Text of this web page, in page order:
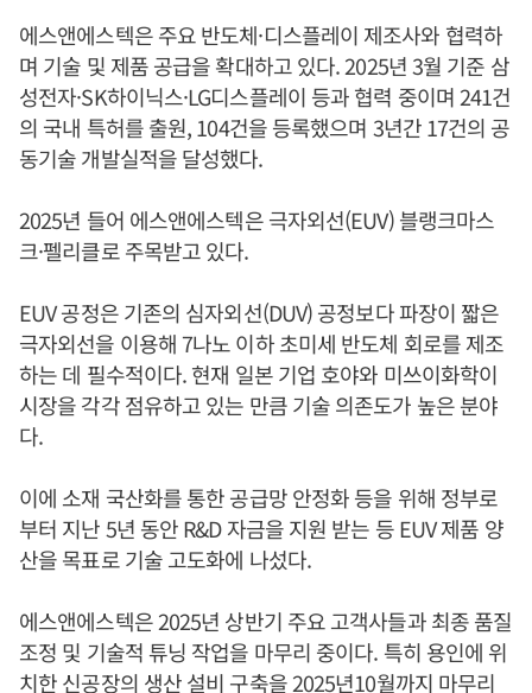
에스앤에스텍은 주요 반도체·디스플레이 제조사와 협력하
며 기술 및 제품 공급을 확대하고 있다. 2025년 3월 기준 삼
성전자·SK하이닉스·LG디스플레이 등과 협력 중이며 241건
의 국내 특허를 출원, 104건을 등록했으며 3년간 17건의 공
동기술 개발실적을 달성했다.
2025년 들어 에스앤에스텍은 극자외선(EUV) 블랭크마스
크·펠리클로 주목받고 있다.
EUV 공정은 기존의 심자외선(DUV) 공정보다 파장이 짧은
극자외선을 이용해 7나노 이하 초미세 반도체 회로를 제조
하는 데 필수적이다. 현재 일본 기업 호야와 미쓰이화학이
시장을 각각 점유하고 있는 만큼 기술 의존도가 높은 분야
다.
이에 소재 국산화를 통한 공급망 안정화 등을 위해 정부로
부터 지난 5년 동안 R&D 자금을 지원 받는 등 EUV 제품 양
산을 목표로 기술 고도화에 나섰다.
에스앤에스텍은 2025년 상반기 주요 고객사들과 최종 품질
조정 및 기술적 튜닝 작업을 마무리 중이다. 특히 용인에 위
치한 신공장의 생산 설비 구축을 2025년10월까지 마무리